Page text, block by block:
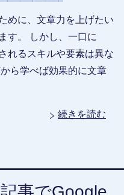
めに、文章力を上げたい
す。 しかし、一口に
れるスキルや要素は異な
ら学べば効果的に文章
続きを読む